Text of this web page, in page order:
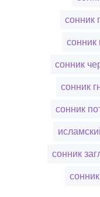
сонник
сонник
сонник
сонник
сонник
сонник